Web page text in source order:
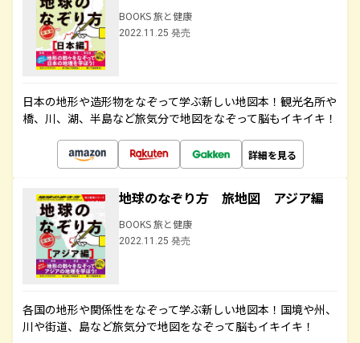
BOOKS 旅と健康
2022.11.25 発売
日本の地形や造形物をなぞって学ぶ新しい地図本！観光名所や
橋、川、湖、半島など旅気分で地図をなぞって脳もイキイキ！
詳細を見る
地球のなぞり方 旅地図 アジア編
BOOKS 旅と健康
2022.11.25 発売
各国の地形や関係性をなぞって学ぶ新しい地図本！国境や州、
川や街道、島など旅気分で地図をなぞって脳もイキイキ！